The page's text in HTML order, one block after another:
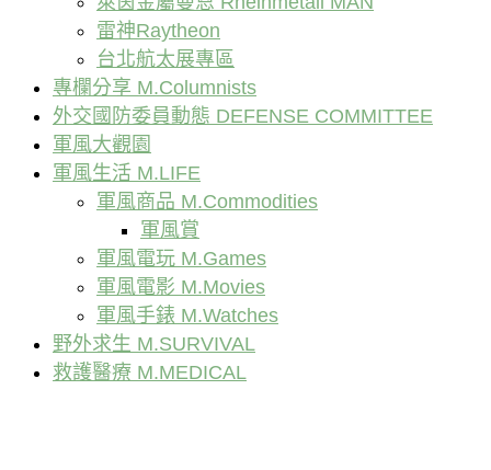
雷神Raytheon
台北航太展專區
專欄分享 M.Columnists
外交國防委員動態 DEFENSE COMMITTEE
軍風大觀園
軍風生活 M.LIFE
軍風商品 M.Commodities
軍風賞
軍風電玩 M.Games
軍風電影 M.Movies
軍風手錶 M.Watches
野外求生 M.SURVIVAL
救護醫療 M.MEDICAL